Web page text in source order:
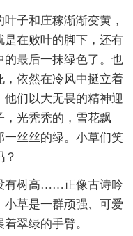
子和庄稼渐渐变黄，
在败叶的脚下，还有
最后一抹绿色了。也
依然在冷风中挺立着
们以大无畏的精神迎
，光秃秃的，雪花飘
丝丝的绿。小草们笑
？
有树高……正像古诗吟
草是一群顽强、可爱
翠绿的手臂。